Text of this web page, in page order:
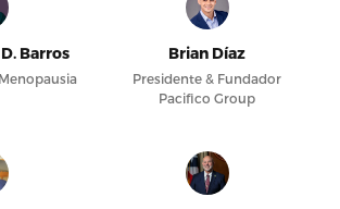
Barros Brian Díaz
Presidente & Fundador
Pacifico Group